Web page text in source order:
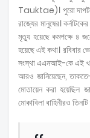
Tauktae)। পুরো দাপটও
রাজ্যের মানুষের।
মৃত্যু হয়েছে কমপক্ষে ৪
হয়েছে এই কথা। রবিবার
সংস্থা এএনআই-কে এই খবর
আরও জানিয়েছেন,
মোতায়েন করা হয়েছিল
মোকাবিলা বাহিনীরও